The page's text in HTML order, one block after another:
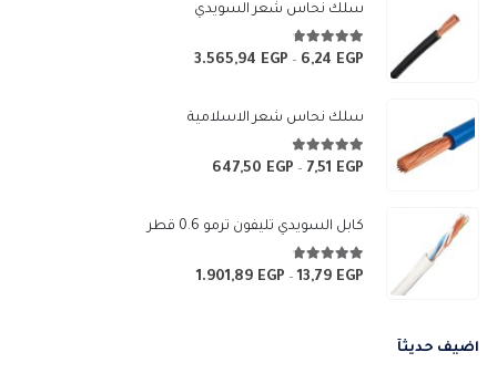
سلك نحاس شعر السويدي
4.67 من 5
6,24 EGP
–
3.565,94 EGP
نطاق
منسلك نحاس شعر الاسلامية
4.83 من 5
7,51 EGP
–
647,50 EGP
من
خلال
كابل السويدي تليفون ترمو 0.6 قطر
4.67 من 5
13,79 EGP
–
1.901,89 EGP
نطاق
اضيف حديثآ